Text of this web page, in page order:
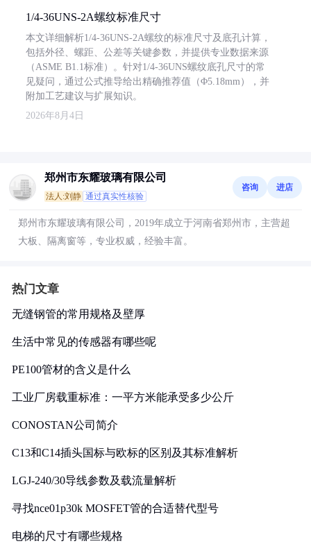
1/4-36UNS-2A螺纹标准尺寸
本文详细解析1/4-36UNS-2A螺纹的标准尺寸及底孔计算，
包括外径、螺距、公差等关键参数，并提供专业数据来源
（ASME B1.1标准）。针对1/4-36UNS螺纹底孔尺寸的常
见疑问，通过公式推导给出精确推荐值（Φ5.18mm），并
附加工艺建议与扩展知识。
2026年8月4日
郑州市东耀玻璃有限公司
法人:刘静 通过真实性核验
咨询 进店
郑州市东耀玻璃有限公司，2019年成立于河南省郑州市，主营超
大板、隔离窗等，专业权威，经验丰富。
热门文章
无缝钢管的常用规格及壁厚
生活中常见的传感器有哪些呢
PE100管材的含义是什么
工业厂房载重标准：一平方米能承受多少公斤
CONOSTAN公司简介
C13和C14插头国标与欧标的区别及其标准解析
LGJ-240/30导线参数及载流量解析
寻找nce01p30k MOSFET管的合适替代型号
电梯的尺寸有哪些规格